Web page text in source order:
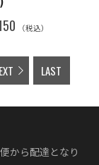
（税込）
LAST
から配達となり